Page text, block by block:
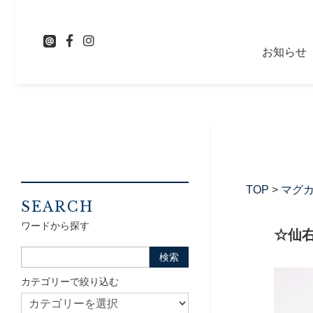
お知らせ
TOP > マグ
☆仙
SEARCH
ワードから探す
カテゴリーで絞り込む